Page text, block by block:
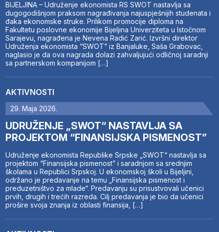
BIJELJINA – Udruženje ekonomista RS SWOT nastavlja sa
dugogodišnjom praksom nagrađivanja najuspješnijih studenata i
đaka ekonomske struke. Prilikom promocije diploma na
Fakultetu poslovne ekonomije Bijeljina Univerziteta u Istočnom
Sarajevu, nagrađena je Nevena Radić Zarić. Izvršni direktor
Udruženja ekonomista “SWOT” iz Banjaluke, Saša Grabovac,
naglasio je da ova nagrada dolazi zahvaljujući odličnoj saradnji
sa partnerskom kompanijom […]
AKTIVNOSTI
29. Maja 2026.
UDRUŽENJE „SWOT“ NASTAVLJA SA
PROJEKTOM “FINANSIJSKA PISMENOST”
Udruženje ekonomista Republike Srpske „SWOT“ nastavlja sa
projektom “Finansijska pismenost” i saradnjom sa srednjim
školama u Republici Srpskoj. U ekonomskoj školi u Bijeljini,
održano je predavanje na temu „Finansijska pismenost i
preduzetništvo za mlade“. Predavanju su prisustvovali učenici
prvih, drugih i trećih razreda. Cilj predavanja je bio da učenici
prošire svoja znanja iz oblasti finansija, […]